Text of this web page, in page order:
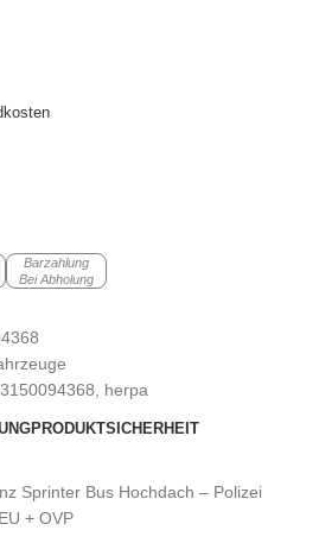
Barzahlung
Bei Abholung
, herpa
PRODUKTSICHERHEIT
Sprinter Bus Hochdach – Polizei
+ OVP